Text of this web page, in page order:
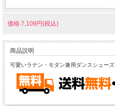
価格:7,109円(税込)
商品説明
可愛いラテン・モダン兼用ダンスシューズ